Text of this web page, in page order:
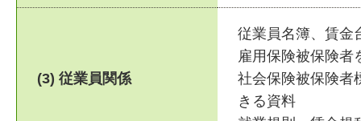
(3) 従業員関係
従業員名簿、賃金
雇用保険被保険者
社会保険被保険者
きる資料